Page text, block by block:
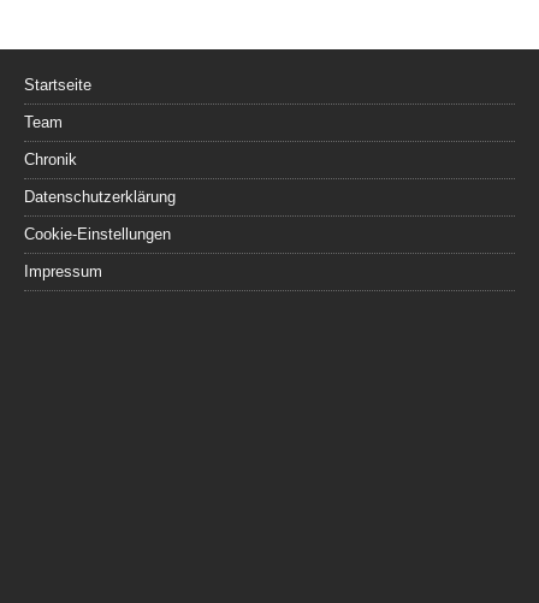
Startseite
Team
Chronik
Datenschutzerklärung
Cookie-Einstellungen
Impressum